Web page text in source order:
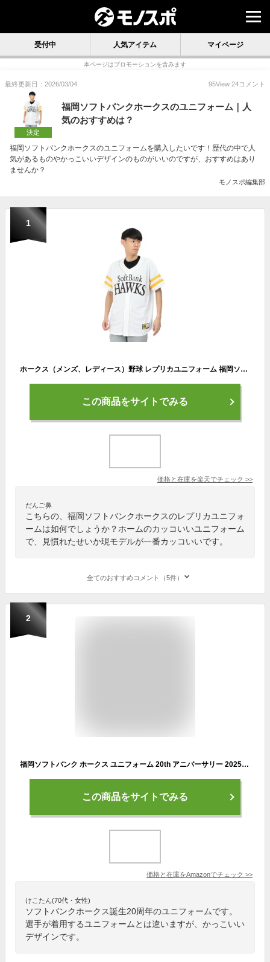
受付中 人気アイテム マイページ
本ページはプロモーションを含みます
最終更新日：2026/03/04 95View 24コメント
決定
福岡ソフトバンクホークスのユニフォーム｜人
気のおすすめは？
福岡ソフトバンクホークスのユニフォームを購入したいです！歴代の中で人
気があるものやかっこいいデザインのものがいいのですが、おすすめはあり
ませんか？
モノスポ編集部
1
ホークス（メンズ、レディース）野球 レプリカユニフォーム 福岡ソフトバンクホークス 45624507124
この商品をサイトでみる
価格と在庫を楽天でチェック >>
だんご鼻
こちらの、福岡ソフトバンクホークスのレプリカユニフォ
ームは如何でしょうか？ホームのカッコいいユニフォーム
で、見慣れたせいか現モデルが一番カッコいいです。
全てのおすすめコメント（5件）
2
福岡ソフトバンク ホークス ユニフォーム 20th アニバーサリー 2025 HAWKS 誕生20周年 特別 ユニホーム (L サイズ)
この商品をサイトでみる
価格と在庫をAmazonでチェック >>
けこたん(70代・女性)
ソフトバンクホークス誕生20周年のユニフォームです。
選手が着用するユニフォームとは違いますが、かっこいい
デザインです。